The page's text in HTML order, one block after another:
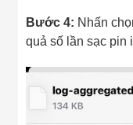
Bước 4: Nhấn
quả số lần sạc pin